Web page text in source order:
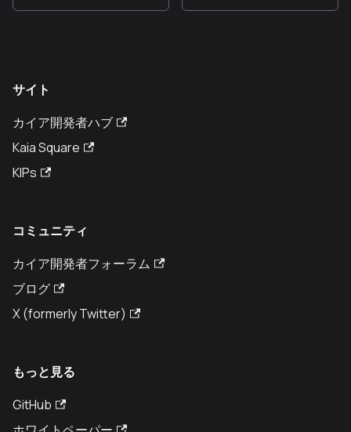
サイト
カイア開発者ハブ
Kaia Square
KIPs
コミュニティ
カイア開発者フォーラム
ブログ
X (formerly Twitter)
もっと見る
GitHub